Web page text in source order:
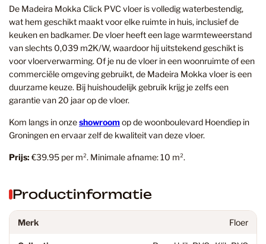
De Madeira Mokka Click PVC vloer is volledig waterbestendig,
wat hem geschikt maakt voor elke ruimte in huis, inclusief de
keuken en badkamer. De vloer heeft een lage warmteweerstand
van slechts 0,039 m2K/W, waardoor hij uitstekend geschikt is
voor vloerverwarming. Of je nu de vloer in een woonruimte of een
commerciële omgeving gebruikt, de Madeira Mokka vloer is een
duurzame keuze. Bij huishoudelijk gebruik krijg je zelfs een
garantie van 20 jaar op de vloer.
Kom langs in onzeshowroomop de woonboulevard Hoendiep in
Groningen en ervaar zelf de kwaliteit van deze vloer.
Prijs:€39.95 per m². Minimale afname: 10 m².
Productinformatie
Merk Floer